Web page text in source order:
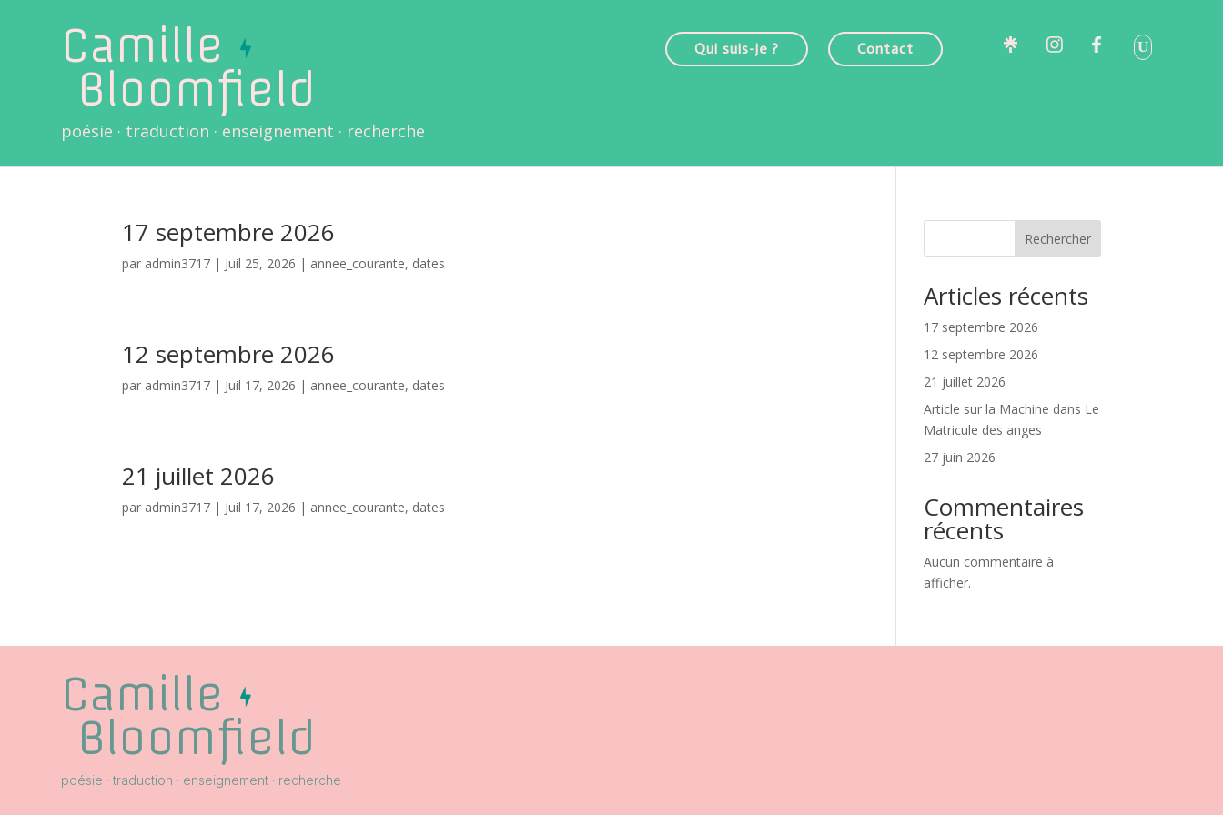
Camille
Bloomfield
poésie · traduction · enseignement · recherche
Qui suis-je ? Contact
17 septembre 2026
par admin3717 | Juil 25, 2026 | annee_courante, dates
12 septembre 2026
par admin3717 | Juil 17, 2026 | annee_courante, dates
21 juillet 2026
par admin3717 | Juil 17, 2026 | annee_courante, dates
Rechercher
Articles récents
17 septembre 2026
12 septembre 2026
21 juillet 2026
Article sur la Machine dans Le
Matricule des anges
27 juin 2026
Commentaires
récents
Aucun commentaire à
afficher.
Camille
Bloomfield
poésie · traduction · enseignement · recherche